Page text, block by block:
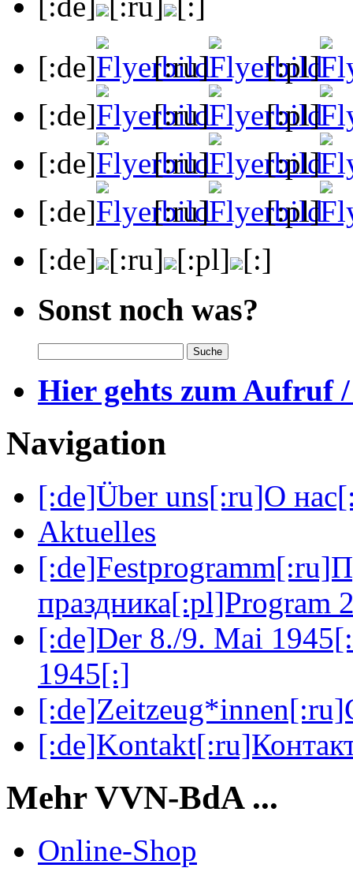
[:de]
[:ru]
[:pl]
[:de]
[:ru]
[:pl]
[:de]
[:ru]
[:pl]
[:de]
[:ru]
[:pl]
[:de] [:ru] [:pl] [:]
Sonst noch was?
Hier gehts zum Aufruf
Navigation
[:de]Über uns[:ru]О
Aktuelles
праздника[:pl]Program
[:de]Der 8./9. Mai
1945[:]
Mehr VVN-BdA ...
Online-Shop